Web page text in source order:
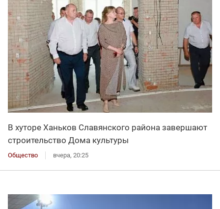
В хуторе Ханьков Славянского района завершают
строительство Дома культуры
Общество вчера, 20:25